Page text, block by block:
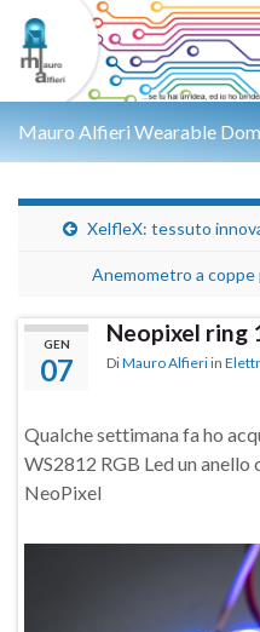
Mauro Alfieri Wearable
XelfleX: tessuto
Anemometro a
GEN
07
Neopixel ring
DiMauro Alfieri in
Qualche settimana fa ho
WS2812 RGB Led un
NeoPixel